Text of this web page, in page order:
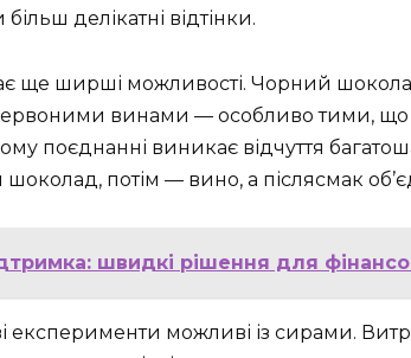
делікатні відтінки.
ще ширші можливості. Чорний
винами — особливо тими, що
поєднанні виникає відчуття
шоколад, потім — вино, а післясмак
швидкі рішення для
експерименти можливі із сирами.